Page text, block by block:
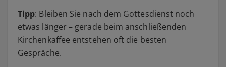
Tipp: Bleiben Sie nach dem Gottesdienst noch
etwas länger – gerade beim anschließenden
Kirchenkaffee entstehen oft die besten
Gespräche.